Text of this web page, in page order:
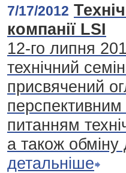
7/17/2012
компанії LSI
12-го липня
технічний
присвячений
перспективним
питанням
а також обміну
детальніше